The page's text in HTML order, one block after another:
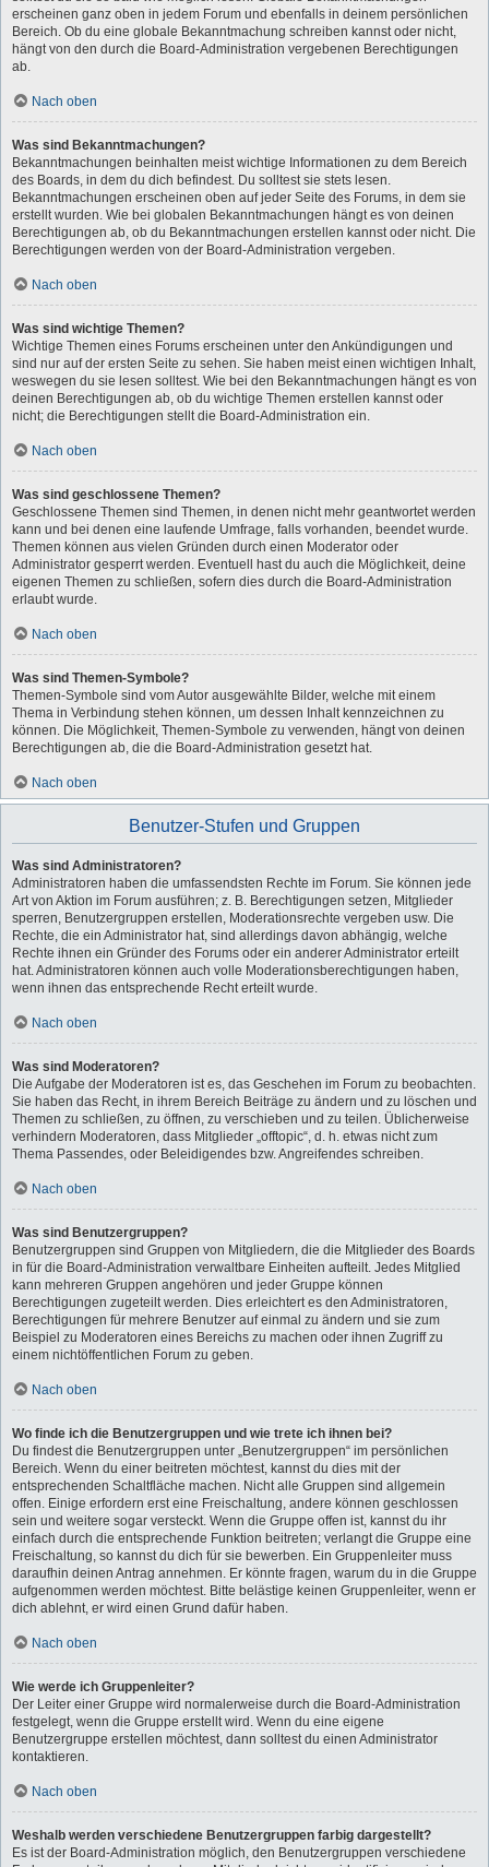
erscheinen ganz oben in jedem Forum und ebenfalls in deinem persönlichen
Bereich. Ob du eine globale Bekanntmachung schreiben kannst oder nicht,
hängt von den durch die Board-Administration vergebenen Berechtigungen
ab.
Nach oben
Was sind Bekanntmachungen?
Bekanntmachungen beinhalten meist wichtige Informationen zu dem Bereich
des Boards, in dem du dich befindest. Du solltest sie stets lesen.
Bekanntmachungen erscheinen oben auf jeder Seite des Forums, in dem sie
erstellt wurden. Wie bei globalen Bekanntmachungen hängt es von deinen
Berechtigungen ab, ob du Bekanntmachungen erstellen kannst oder nicht. Die
Berechtigungen werden von der Board-Administration vergeben.
Nach oben
Was sind wichtige Themen?
Wichtige Themen eines Forums erscheinen unter den Ankündigungen und
sind nur auf der ersten Seite zu sehen. Sie haben meist einen wichtigen Inhalt,
weswegen du sie lesen solltest. Wie bei den Bekanntmachungen hängt es von
deinen Berechtigungen ab, ob du wichtige Themen erstellen kannst oder
nicht; die Berechtigungen stellt die Board-Administration ein.
Nach oben
Was sind geschlossene Themen?
Geschlossene Themen sind Themen, in denen nicht mehr geantwortet werden
kann und bei denen eine laufende Umfrage, falls vorhanden, beendet wurde.
Themen können aus vielen Gründen durch einen Moderator oder
Administrator gesperrt werden. Eventuell hast du auch die Möglichkeit, deine
eigenen Themen zu schließen, sofern dies durch die Board-Administration
erlaubt wurde.
Nach oben
Was sind Themen-Symbole?
Themen-Symbole sind vom Autor ausgewählte Bilder, welche mit einem
Thema in Verbindung stehen können, um dessen Inhalt kennzeichnen zu
können. Die Möglichkeit, Themen-Symbole zu verwenden, hängt von deinen
Berechtigungen ab, die die Board-Administration gesetzt hat.
Nach oben
Benutzer-Stufen und Gruppen
Was sind Administratoren?
Administratoren haben die umfassendsten Rechte im Forum. Sie können jede
Art von Aktion im Forum ausführen; z. B. Berechtigungen setzen, Mitglieder
sperren, Benutzergruppen erstellen, Moderationsrechte vergeben usw. Die
Rechte, die ein Administrator hat, sind allerdings davon abhängig, welche
Rechte ihnen ein Gründer des Forums oder ein anderer Administrator erteilt
hat. Administratoren können auch volle Moderationsberechtigungen haben,
wenn ihnen das entsprechende Recht erteilt wurde.
Nach oben
Was sind Moderatoren?
Die Aufgabe der Moderatoren ist es, das Geschehen im Forum zu beobachten.
Sie haben das Recht, in ihrem Bereich Beiträge zu ändern und zu löschen und
Themen zu schließen, zu öffnen, zu verschieben und zu teilen. Üblicherweise
verhindern Moderatoren, dass Mitglieder „offtopic“, d. h. etwas nicht zum
Thema Passendes, oder Beleidigendes bzw. Angreifendes schreiben.
Nach oben
Was sind Benutzergruppen?
Benutzergruppen sind Gruppen von Mitgliedern, die die Mitglieder des Boards
in für die Board-Administration verwaltbare Einheiten aufteilt. Jedes Mitglied
kann mehreren Gruppen angehören und jeder Gruppe können
Berechtigungen zugeteilt werden. Dies erleichtert es den Administratoren,
Berechtigungen für mehrere Benutzer auf einmal zu ändern und sie zum
Beispiel zu Moderatoren eines Bereichs zu machen oder ihnen Zugriff zu
einem nichtöffentlichen Forum zu geben.
Nach oben
Wo finde ich die Benutzergruppen und wie trete ich ihnen bei?
Du findest die Benutzergruppen unter „Benutzergruppen“ im persönlichen
Bereich. Wenn du einer beitreten möchtest, kannst du dies mit der
entsprechenden Schaltfläche machen. Nicht alle Gruppen sind allgemein
offen. Einige erfordern erst eine Freischaltung, andere können geschlossen
sein und weitere sogar versteckt. Wenn die Gruppe offen ist, kannst du ihr
einfach durch die entsprechende Funktion beitreten; verlangt die Gruppe eine
Freischaltung, so kannst du dich für sie bewerben. Ein Gruppenleiter muss
daraufhin deinen Antrag annehmen. Er könnte fragen, warum du in die Gruppe
aufgenommen werden möchtest. Bitte belästige keinen Gruppenleiter, wenn er
dich ablehnt, er wird einen Grund dafür haben.
Nach oben
Wie werde ich Gruppenleiter?
Der Leiter einer Gruppe wird normalerweise durch die Board-Administration
festgelegt, wenn die Gruppe erstellt wird. Wenn du eine eigene
Benutzergruppe erstellen möchtest, dann solltest du einen Administrator
kontaktieren.
Nach oben
Weshalb werden verschiedene Benutzergruppen farbig dargestellt?
Es ist der Board-Administration möglich, den Benutzergruppen verschiedene